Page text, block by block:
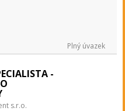
Plný úvazek
-
s.r.o.